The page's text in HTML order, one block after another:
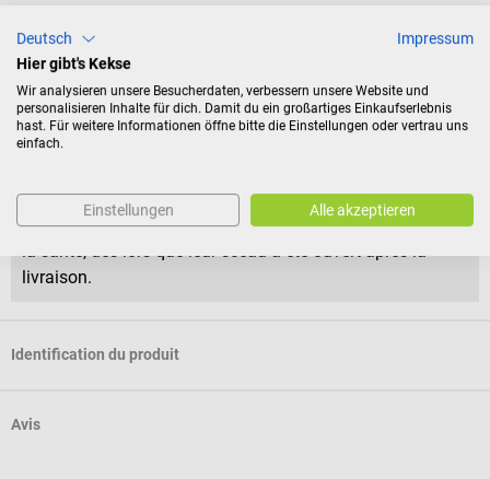
Conditions de retour
Ce produit ne peut être ni retourné ni échangé.
pas aux produits scellés puisque ceux-ci ne peuvent être
retournés pour des raisons d’hygiène ou de protection de
livraison.
Identification du produit
Avis
Deutsch
Impressum
Hier gibt's Kekse
Wir analysieren unsere Besucherdaten, verbessern unsere Website und
personalisieren Inhalte für dich. Damit du ein großartiges Einkaufserlebnis
hast. Für weitere Informationen öffne bitte die Einstellungen oder vertrau uns
einfach.
Einstellungen Alle akzeptieren